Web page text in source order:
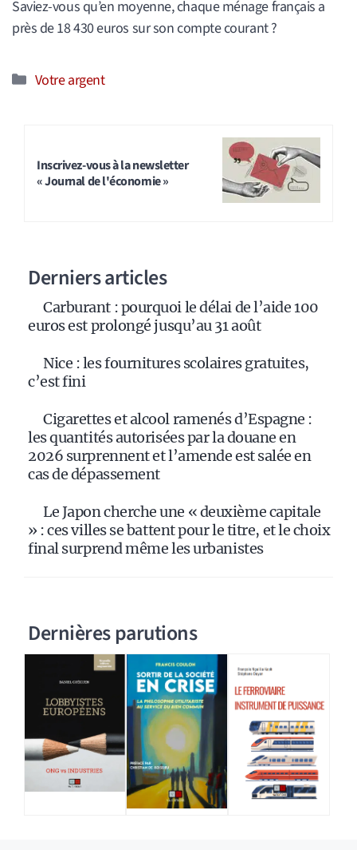
Saviez-vous qu’en moyenne, chaque ménage français a
près de 18 430 euros sur son compte courant ?
Catégories
Votre argent
Inscrivez-vous à la newsletter
« Journal de l'économie »
Derniers articles
Carburant : pourquoi le délai de l’aide 100
euros est prolongé jusqu’au 31 août
Nice : les fournitures scolaires gratuites,
c’est fini
Cigarettes et alcool ramenés d’Espagne :
les quantités autorisées par la douane en
2026 surprennent et l’amende est salée en
cas de dépassement
Le Japon cherche une « deuxième capitale
» : ces villes se battent pour le titre, et le choix
final surprend même les urbanistes
Dernières parutions